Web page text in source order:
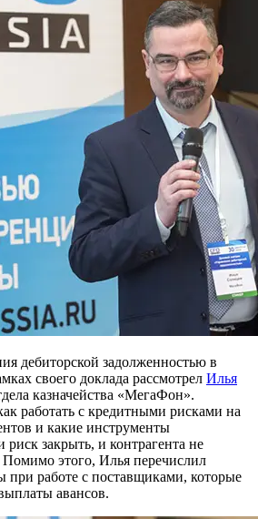
дебиторской задолженностью в
своего доклада рассмотрел Илья
казначейства «МегаФон».
работать с кредитными рисками на
и какие инструменты
риск закрыть, и контрагента не
этого, Илья перечислил
при работе с поставщиками, которые
авансов.